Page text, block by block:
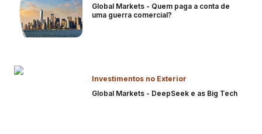
Global Markets - Quem paga a conta de
uma guerra comercial?
Investimentos no Exterior
Global Markets - DeepSeek e as Big Tech